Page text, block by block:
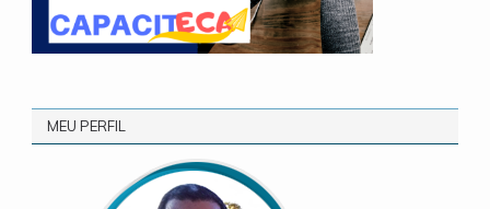
MEU PERFIL